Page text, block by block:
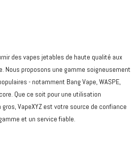
des vapes jetables de haute qualité aux
Nous proposons une gamme soigneusement
- notamment Bang Vape, WASPE,
Que ce soit pour une utilisation
VapeXYZ est votre source de confiance
et un service fiable.